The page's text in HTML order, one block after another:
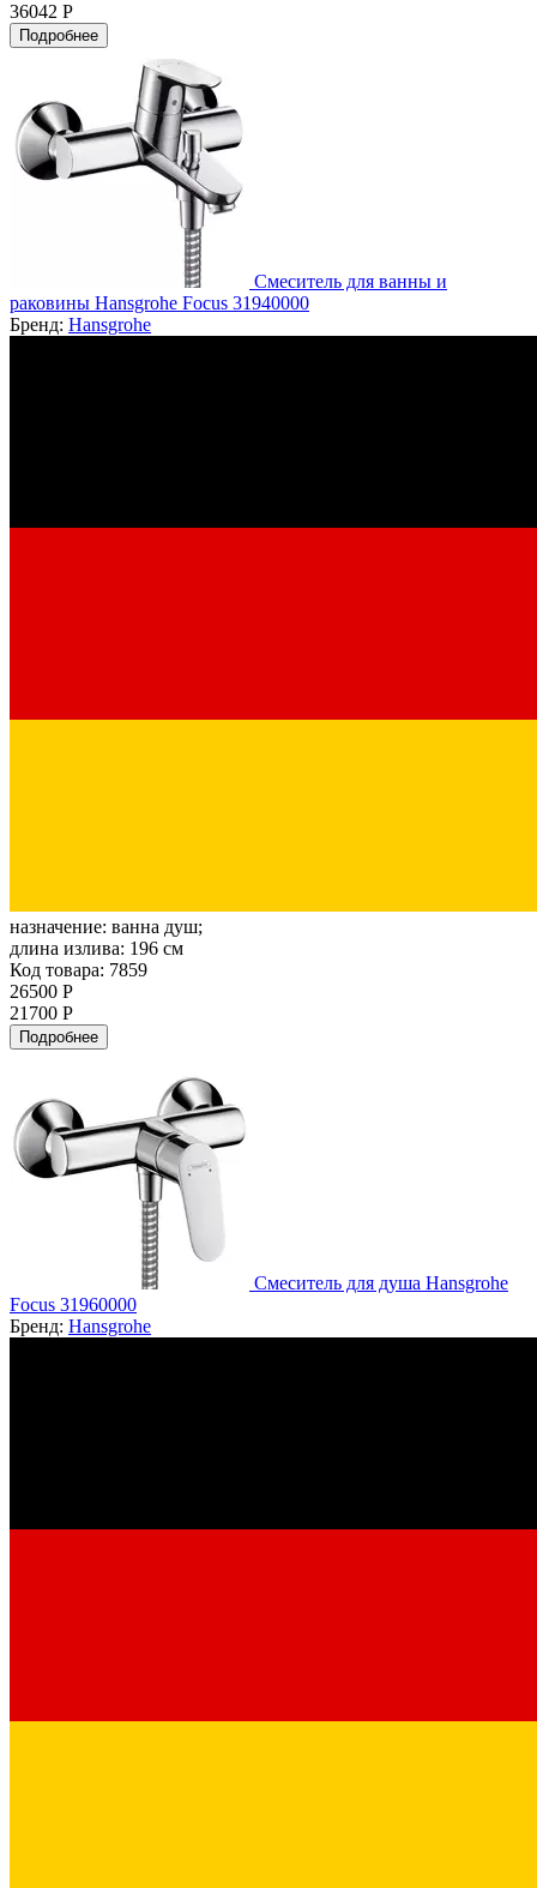
36042 Р
Подробнее
Смеситель для ванны и
раковины Hansgrohe Focus 31940000
Бренд: Hansgrohe
назначение: ванна душ;
длина излива: 196 см
Код товара: 7859
26500 Р
21700 Р
Подробнее
Смеситель для душа Hansgrohe
Focus 31960000
Бренд: Hansgrohe